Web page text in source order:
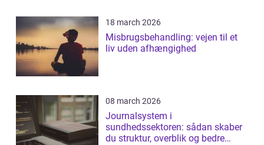
18 march 2026
Misbrugsbehandling: vejen til et
liv uden afhængighed
08 march 2026
Journalsystem i
sundhedssektoren: sådan skaber
du struktur, overblik og bedre